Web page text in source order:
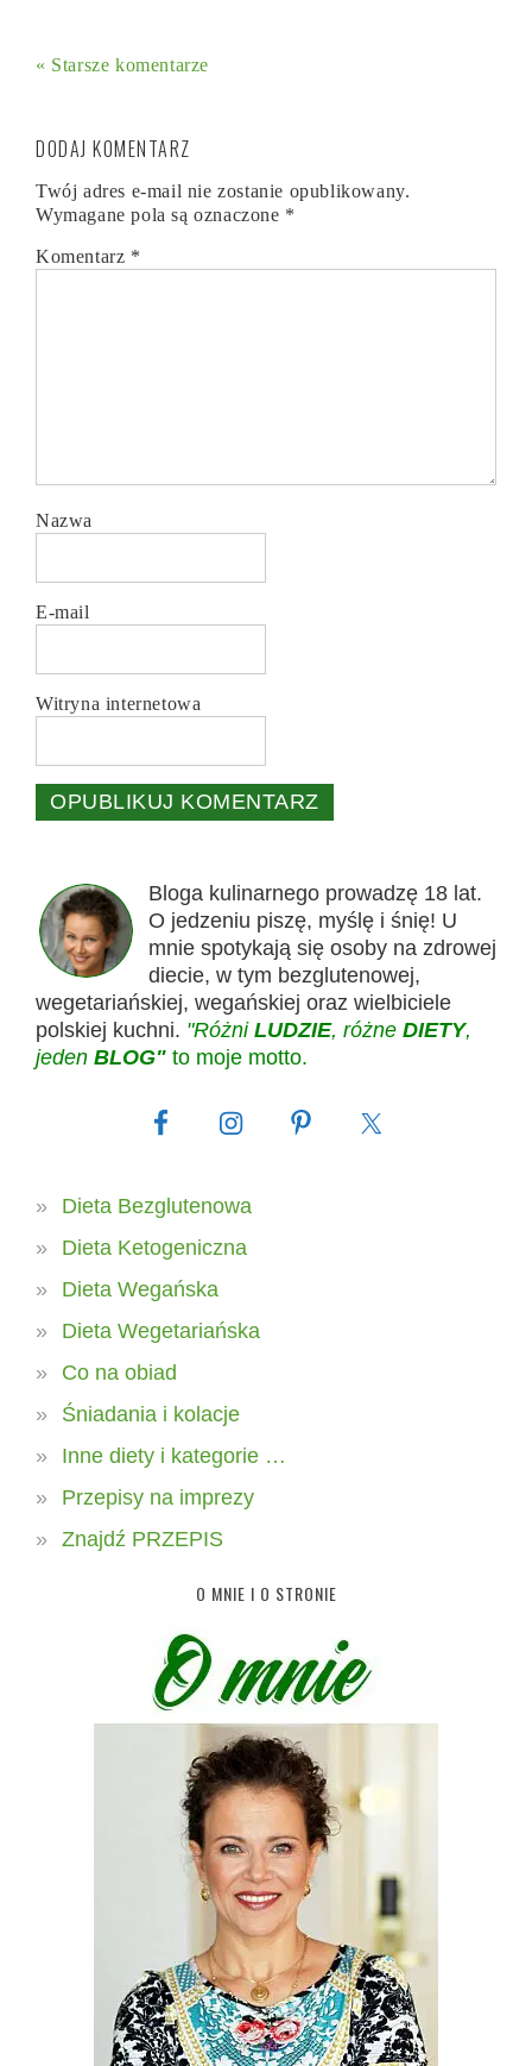
« Starsze komentarze
DODAJ KOMENTARZ
Twój adres e-mail nie zostanie opublikowany.
Wymagane pola są oznaczone *
Komentarz *
Nazwa
E-mail
Witryna internetowa
Bloga kulinarnego prowadzę 18 lat.
O jedzeniu piszę, myślę i śnię! U
mnie spotykają się osoby na zdrowej
diecie, w tym bezglutenowej,
wegetariańskiej, wegańskiej oraz wielbiciele
polskiej kuchni. "Różni LUDZIE, różne DIETY,
jeden BLOG" to moje motto.
Dieta Bezglutenowa
Dieta Ketogeniczna
Dieta Wegańska
Dieta Wegetariańska
Co na obiad
Śniadania i kolacje
Inne diety i kategorie …
Przepisy na imprezy
Znajdź PRZEPIS
O MNIE I O STRONIE